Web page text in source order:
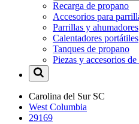
Recarga de propano
Accesorios para
Parrillas y ahumadores
Calentadores portátiles
Tanques de propano
Piezas y accesorios de
Carolina del Sur SC
West Columbia
29169